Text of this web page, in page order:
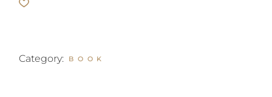
Category: BOOK